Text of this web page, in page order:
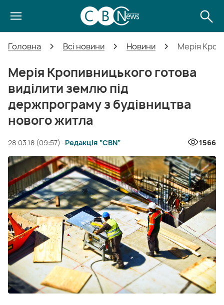
Головна Всі новини Новини Мерія
Мерія Кропивницького готова
виділити землю під
держпрограму з будівництва
нового житла
28.03.18 (09:57) -Редакція “CBN” 1566